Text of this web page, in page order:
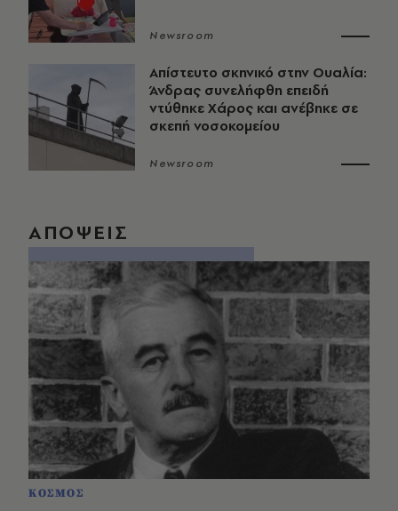
Newsroom
Απίστευτο σκηνικό στην Ουαλία:
Άνδρας συνελήφθη επειδή
ντύθηκε Χάρος και ανέβηκε σε
σκεπή νοσοκομείου
Newsroom
ΑΠΟΨΕΙΣ
ΚΟΣΜΟΣ